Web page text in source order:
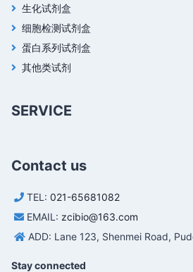
生化试剂盒
细胞检测试剂盒
蛋白系列试剂盒
其他类试剂
SERVICE
Contact us
TEL: 021-65681082
EMAIL: zcibio@163.com
ADD: Lane 123, Shenmei Road,
Stay connected